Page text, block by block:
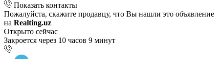
Показать контакты
Пожалуйста, скажите продавцу, что Вы нашли это объявление
на Realting.uz
Открыто сейчас
Закроется через 10 часов 9 минут